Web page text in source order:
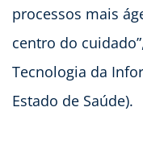
processos mais
centro do
Tecnologia da
Estado de Saúde).